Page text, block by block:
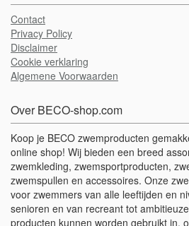
Contact
Privacy Policy
Disclaimer
Cookie verklaring
Algemene Voorwaarden
Over BECO-shop.com
Koop je BECO zwemproducten
online shop! Wij bieden een breed
zwemkleding, zwemsportproducten,
zwemspullen en accessoires. Onze
voor zwemmers van alle leeftijden en
senioren en van recreant tot
producten kunnen worden gebruikt in,